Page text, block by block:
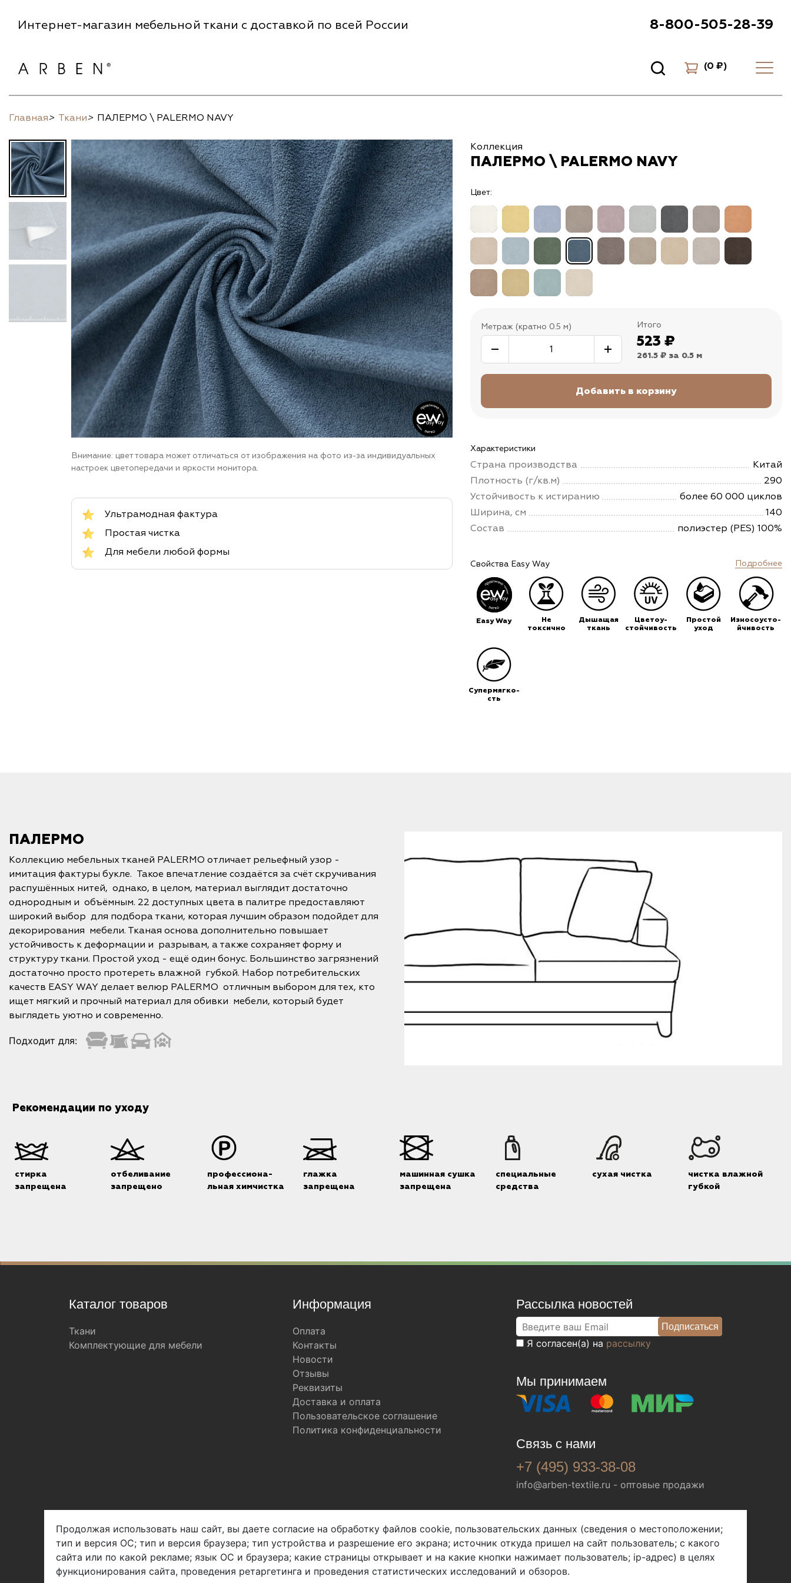
Интернет-магазин мебельной ткани с доставкой по всей России 8-800-505-28-39
(0 ₽)
Главная> Ткани> ПАЛЕРМО \ PALERMO NAVY
Внимание: цвет товара может отличаться от изображения на фото из-за индивидуальных
настроек цветопередачи и яркости монитора.
Ультрамодная фактура
Простая чистка
Для мебели любой формы
Коллекция
ПАЛЕРМО \ PALERMO NAVY
Цвет:
Метраж (кратно 0.5 м) Итого
523 ₽
261.5 ₽ за 0.5 м
Характеристики
Страна производства
Китай
Плотность (г/кв.м)
290
Устойчивость к истиранию
более 60 000 циклов
Ширина, см
140
Состав
полиэстер (PES) 100%
Свойства Easy Way Подробнее
Easy Way
Не
токсично
Дышащая
ткань
Цветоу-
стойчивость
Простой
уход
Износоусто-
йчивость
Супермягко-
сть
ПАЛЕРМО
Коллекцию мебельных тканей PALERMO отличает рельефный узор -
имитация фактуры букле. Такое впечатление создаётся за счёт скручивания
распушённых нитей, однако, в целом, материал выглядит достаточно
однородным и объёмным. 22 доступных цвета в палитре предоставляют
широкий выбор для подбора ткани, которая лучшим образом подойдет для
декорирования мебели. Тканая основа дополнительно повышает
устойчивость к деформации и разрывам, а также сохраняет форму и
структуру ткани. Простой уход - ещё один бонус. Большинство загрязнений
достаточно просто протереть влажной губкой. Набор потребительских
качеств EASY WAY делает велюр PALERMO отличным выбором для тех, кто
ищет мягкий и прочный материал для обивки мебели, который будет
выглядеть уютно и современно.
Подходит для:
Рекомендации по уходу
стирка
запрещена
отбеливание
запрещено
профессиона-
льная химчистка
глажка
запрещена
машинная сушка
запрещена
специальные
средства
сухая чистка
чистка влажной
губкой
Каталог товаров
Ткани
Комплектующие для мебели
Информация
Оплата
Контакты
Новости
Отзывы
Реквизиты
Доставка и оплата
Пользовательское соглашение
Политика конфиденциальности
Рассылка новостей
Я согласен(а) на рассылку
Мы принимаем
Связь с нами
+7 (495) 933-38-08
info@arben-textile.ru - оптовые продажи
Арбен текстиль г. Щелково, пер.
1-й Советский д.25, владение 2.
Мы в соц. сетях
Продолжая использовать наш сайт, вы даете согласие на обработку файлов cookie, пользовательских данных (сведения о местоположении;
тип и версия ОС; тип и версия браузера; тип устройства и разрешение его экрана; источник откуда пришел на сайт пользователь; с какого
сайта или по какой рекламе; язык ОС и браузера; какие страницы открывает и на какие кнопки нажимает пользователь; ip-адрес) в целях
функционирования сайта, проведения ретаргетинга и проведения статистических исследований и обзоров.